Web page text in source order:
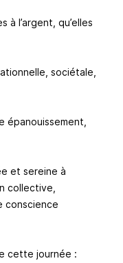
l’argent, qu’elles
sociétale,
et sereine à
collective,
conscience
cette journée :